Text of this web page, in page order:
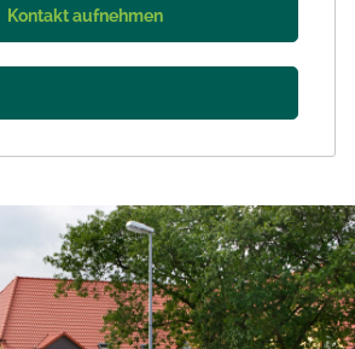
Kontakt aufnehmen